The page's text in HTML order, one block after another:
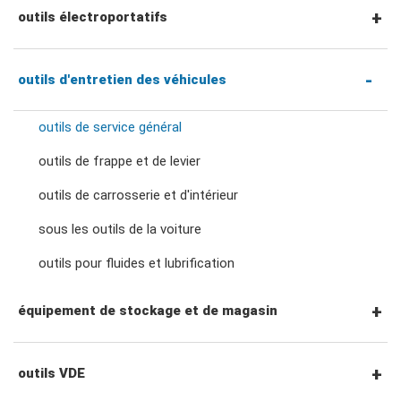
adaptateurs de clé
Accessoires entraînement 1/2"
Cliquets et poignées à entraînement 3/4"
douilles de bougies d'allumage
douilles pour écrous de roue
tournevis pozidriv
tournevis hexagonaux
tournevis torx
tourne-écrous
tournevis de précision
autres clés
Pinces universelles
pince coupante
pinces de préhension
pinces de précision
Pince de verrouillage
pince à circlips
clé à tube et pince multiprise
outils électroportatifs
outils pneumatiques
accessoires pour outils électriques
outils d'entretien des véhicules
outils de service général
outils de frappe et de levier
outils de carrosserie et d'intérieur
sous les outils de la voiture
outils pour fluides et lubrification
équipement de stockage et de magasin
poste à outils
outils VDE